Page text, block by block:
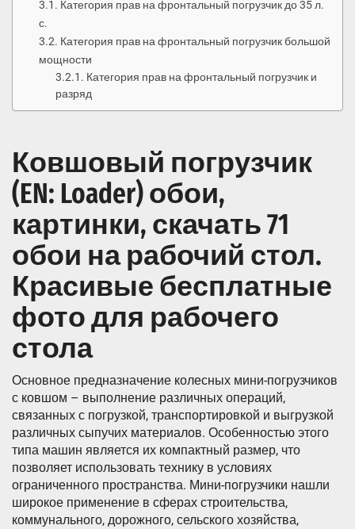
Категория прав на фронтальный погрузчик до 35 л.
с.
Категория прав на фронтальный погрузчик большой
мощности
Категория прав на фронтальный погрузчик и
разряд
Ковшовый погрузчик
(EN: Loader) обои,
картинки, скачать 71
обои на рабочий стол.
Красивые бесплатные
фото для рабочего
стола
Основное предназначение колесных мини-погрузчиков
с ковшом – выполнение различных операций,
связанных с погрузкой, транспортировкой и выгрузкой
различных сыпучих материалов. Особенностью этого
типа машин является их компактный размер, что
позволяет использовать технику в условиях
ограниченного пространства. Мини-погрузчики нашли
широкое применение в сферах строительства,
коммунального, дорожного, сельского хозяйства,